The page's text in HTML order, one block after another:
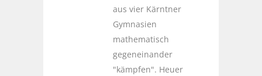
aus vier Kärntner
Gymnasien
mathematisch
gegeneinander
"kämpfen". Heuer